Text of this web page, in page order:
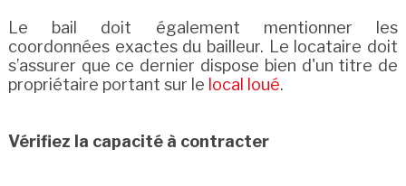
Le bail doit également mentionner les
coordonnées exactes du bailleur. Le locataire doit
s’assurer que ce dernier dispose bien d'un titre de
propriétaire portant sur le local loué.
Vérifiez la capacité à contracter